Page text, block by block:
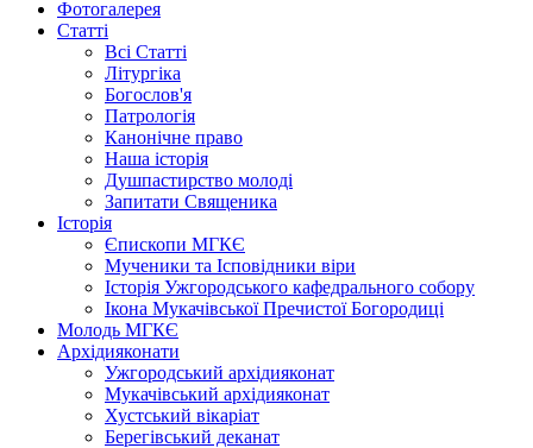
Фотогалерея
Статті
Всі Статті
Літургіка
Богослов'я
Патрологія
Канонічне право
Наша історія
Душпастирство молоді
Запитати Священика
Історія
Єпископи МГКЄ
Мученики та Ісповідники віри
Історія Ужгородського кафедрального собору
Ікона Мукачівської Пречистої Богородиці
Молодь МГКЄ
Архідияконати
Ужгородський архідияконат
Мукачівський архідияконат
Хустський вікаріат
Берегівський деканат